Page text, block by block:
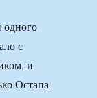
одного
с
и
Остапа